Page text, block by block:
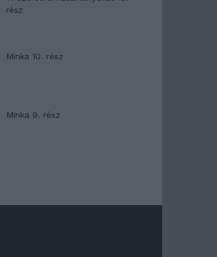
rész
Minka 10. rész
Minka 9. rész